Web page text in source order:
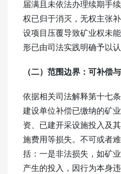
届满且未依法办理续期手
权已归于消灭，无权主张
设项目压覆导致矿业权未
形已由司法实践明确予以认
（二）范围边界：可补偿
依据相关司法解释第十七
建设单位补偿已缴纳的矿
资、已建开采设施投入及
施费用等损失。不可或者
括：一是非法损失，如矿
产生的投入，因行为本身